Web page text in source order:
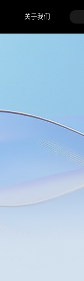
关于我们